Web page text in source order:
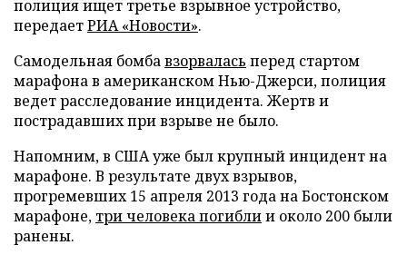
полиция ищет третье взрывное устройство,
передаетРИА «Новости».
Самодельная бомбавзорвалась перед стартом
марафона в американском Нью-Джерси, полиция
ведет расследование инцидента. Жертв и
пострадавших при взрыве не было.
Напомним, в США уже был крупный инцидент на
марафоне. В результате двух взрывов,
прогремевших 15 апреля 2013 года на Бостонском
марафоне, три человека погиблии около 200 были
ранены.